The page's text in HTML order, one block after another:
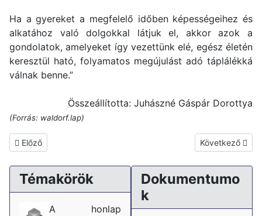
Ha a gyereket a megfelelő időben képességeihez és
alkatához való dolgokkal látjuk el, akkor azok a
gondolatok, amelyeket így vezettünk elé, egész életén
keresztül ható, folyamatos megújulást adó táplálékká
válnak benne.”
Összeállította: Juhászné Gáspár Dorottya
(Forrás: waldorf.lap)
Előző cikk: A projektmódszer
Előző Következő
Következő
Témakörök
A honlap
Dokumentumo
k